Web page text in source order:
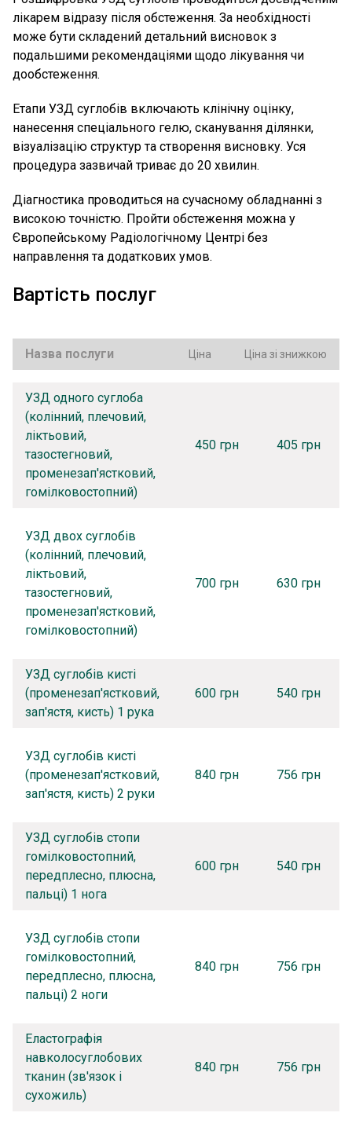
лікарем відразу після обстеження. За необхідності
може бути складений детальний висновок з
подальшими рекомендаціями щодо лікування чи
дообстеження.
Етапи УЗД суглобів включають клінічну оцінку,
нанесення спеціального гелю, сканування ділянки,
візуалізацію структур та створення висновку. Уся
процедура зазвичай триває до 20 хвилин.
Діагностика проводиться на сучасному обладнанні з
високою точністю. Пройти обстеження можна у
Європейському Радіологічному Центрі без
направлення та додаткових умов.
Вартість послуг
Назва послуги Ціна Ціна зі знижкою
УЗД одного суглоба
(колінний, плечовий,
ліктьовий,
тазостегновий,
променезап'ястковий,
гомілковостопний)
450 грн 405 грн
УЗД двох суглобів
(колінний, плечовий,
ліктьовий,
тазостегновий,
променезап'ястковий,
гомілковостопний)
700 грн 630 грн
УЗД суглобів кисті
(променезап'ястковий,
зап'ястя, кисть) 1 рука
600 грн 540 грн
УЗД суглобів кисті
(променезап'ястковий,
зап'ястя, кисть) 2 руки
840 грн 756 грн
УЗД суглобів стопи
гомілковостопний,
передплесно, плюсна,
пальці) 1 нога
600 грн 540 грн
УЗД суглобів стопи
гомілковостопний,
передплесно, плюсна,
пальці) 2 ноги
840 грн 756 грн
Еластографія
навколосуглобових
тканин (зв'язок і
сухожиль)
840 грн 756 грн